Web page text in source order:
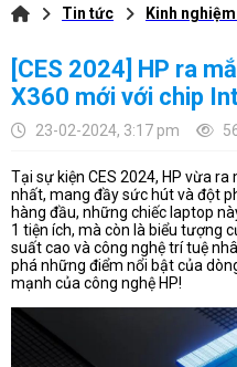
Tin tức Kinh
[CES 2024] HP ra
X360 mới với chip
23-02-2024, 3:17 pm
Tại sự kiện CES 2024, HP vừa
nhất, mang đầy sức hút và đột
hàng đầu, những chiếc laptop
1 tiện ích, mà còn là biểu tượng
suất cao và công nghệ trí tuệ
phá những điểm nổi bật của
mạnh của công nghệ HP!